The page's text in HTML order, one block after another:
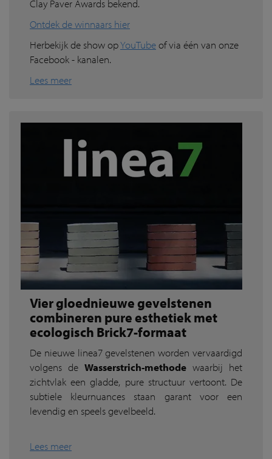
Clay Paver Awards bekend.
Ontdek de winnaars hier
Herbekijk de show opYouTubeof via één van onze
Facebook - kanalen.
Lees meer
Vier gloednieuwe gevelstenen
combineren pure esthetiek met
ecologisch Brick7-formaat
De nieuwe linea7 gevelstenen worden vervaardigd
volgens de Wasserstrich-methode waarbij het
zichtvlak een gladde, pure structuur vertoont. De
subtiele kleurnuances staan garant voor een
levendig en speels gevelbeeld.
Lees meer